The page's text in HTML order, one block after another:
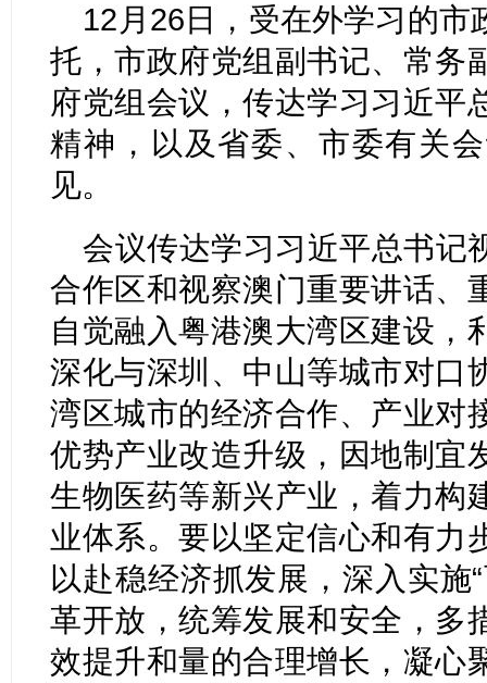
12月26日，受在外学习的
托，市政府党组副书记、常务
府党组会议，传达学习习近平
精神，以及省委、市委有关
见。
会议传达学习习近平总书记
合作区和视察澳门重要讲话、
自觉融入粤港澳大湾区建设，
深化与深圳、中山等城市对口
湾区城市的经济合作、产业对
优势产业改造升级，因地制宜
生物医药等新兴产业，着力构
业体系。要以坚定信心和有力
以赴稳经济抓发展，深入实施
革开放，统筹发展和安全，多
效提升和量的合理增长，凝心